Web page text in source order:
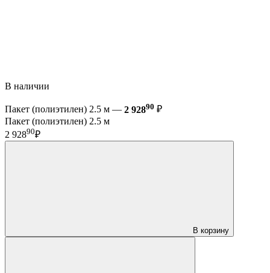
В наличии
Пакет (полиэтилен) 2.5 м — 2 92890 ₽
Пакет (полиэтилен) 2.5 м
2 92890₽
В корзину